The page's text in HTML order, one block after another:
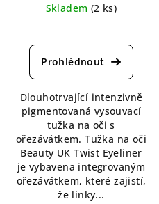
Skladem (2 ks)
hodnocení
produktu
z
5
hvězdiček.
Dlouhotrvající intenzivně
pigmentovaná vysouvací
tužka na oči s
ořezávátkem. Tužka na oči
Beauty UK Twist Eyeliner
je vybavena integrovaným
ořezávátkem, které zajistí,
že linky...